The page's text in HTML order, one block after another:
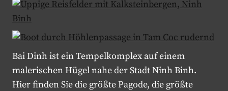
Bai Dinh ist ein Tempelkomplex auf einem
malerischen Hügel nahe der Stadt Ninh Binh.
Hier finden Sie die größte Pagode, die größte